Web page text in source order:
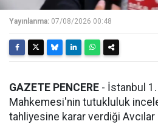
Yayınlanma: 07/08/2026 00:48
GAZETE PENCERE - İstanbul 1.
Mahkemesi'nin tutukluluk
tahliyesine karar verdiği Avcılar